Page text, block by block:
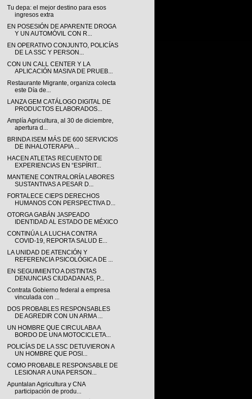
Tu depa: el mejor destino para esos
ingresos extra
EN POSESIÓN DE APARENTE DROGA
Y UN AUTOMÓVIL CON R...
EN OPERATIVO CONJUNTO, POLICÍAS
DE LA SSC Y PERSON...
CON UN CALL CENTER Y LA
APLICACIÓN MASIVA DE PRUEB...
Restaurante Migrante, organiza colecta
este Día de...
LANZA GEM CATÁLOGO DIGITAL DE
PRODUCTOS ELABORADOS...
Amplía Agricultura, al 30 de diciembre,
apertura d...
BRINDA ISEM MÁS DE 600 SERVICIOS
DE INHALOTERAPIA ...
HACEN ATLETAS RECUENTO DE
EXPERIENCIAS EN “ESPÍRIT...
MANTIENE CONTRALORÍA LABORES
SUSTANTIVAS A PESAR D...
FORTALECE CIEPS DERECHOS
HUMANOS CON PERSPECTIVA D...
OTORGA GABÁN JASPEADO
IDENTIDAD AL ESTADO DE MÉXICO
CONTINÚA LA LUCHA CONTRA
COVID-19, REPORTA SALUD E...
LA UNIDAD DE ATENCIÓN Y
REFERENCIA PSICOLÓGICA DE ...
EN SEGUIMIENTO A DISTINTAS
DENUNCIAS CIUDADANAS, P...
Contrata Gobierno federal a empresa
vinculada con ...
DOS PROBABLES RESPONSABLES
DE AGREDIR CON UN ARMA ...
UN HOMBRE QUE CIRCULABA A
BORDO DE UNA MOTOCICLETA...
POLICÍAS DE LA SSC DETUVIERON A
UN HOMBRE QUE POSI...
COMO PROBABLE RESPONSABLE DE
LESIONAR A UNA PERSON...
Apuntalan Agricultura y CNA
participación de produ...